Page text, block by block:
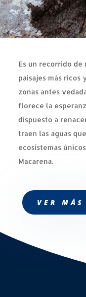
Es un recorrido
paisajes más ricos
zonas antes
florece la
dispuesto a
traen las aguas
ecosistemas
Macarena.
VER MÁS